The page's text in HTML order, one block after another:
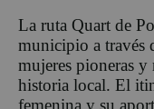
La ruta Quart de
municipio a través
mujeres pioneras y
historia local. El
femenina y su